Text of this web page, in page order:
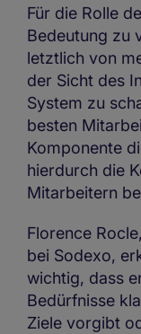
Für die Rolle
Bedeutung zu
letztlich von
der Sicht des
System zu
besten
Komponente
hierdurch die
Mitarbeitern
Florence
bei Sodexo,
wichtig, dass
Bedürfnisse
Ziele vorgibt